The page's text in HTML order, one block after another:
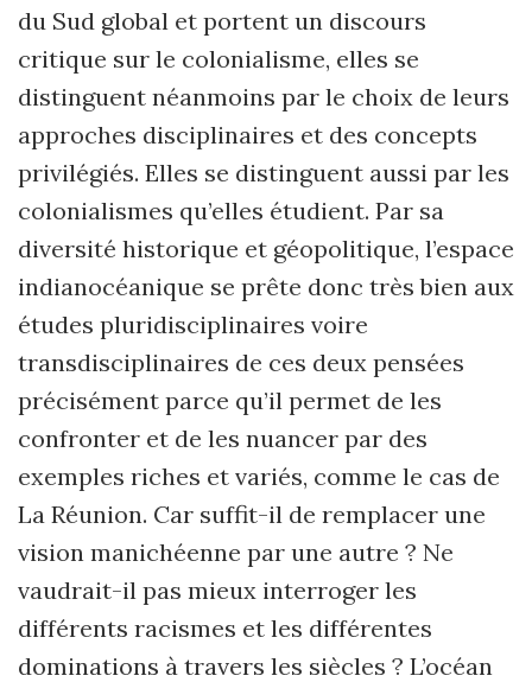
du Sud global et portent un discours
critique sur le colonialisme, elles se
distinguent néanmoins par le choix de leurs
approches disciplinaires et des concepts
privilégiés. Elles se distinguent aussi par les
colonialismes qu’elles étudient. Par sa
diversité historique et géopolitique, l’es­pace
indianocéanique se prête donc très bien aux
études pluridisciplinaires voire
transdisciplinaires de ces deux pensées
précisément parce qu’il permet de les
confron­ter et de les nuancer par des
exemples riches et variés, comme le cas de
La Réunion. Car suffit-il de remplacer une
vision manichéenne par une autre ? Ne
vaudrait-il pas mieux interroger les
différents racismes et les différentes
dominations à travers les siècles ? L’océan